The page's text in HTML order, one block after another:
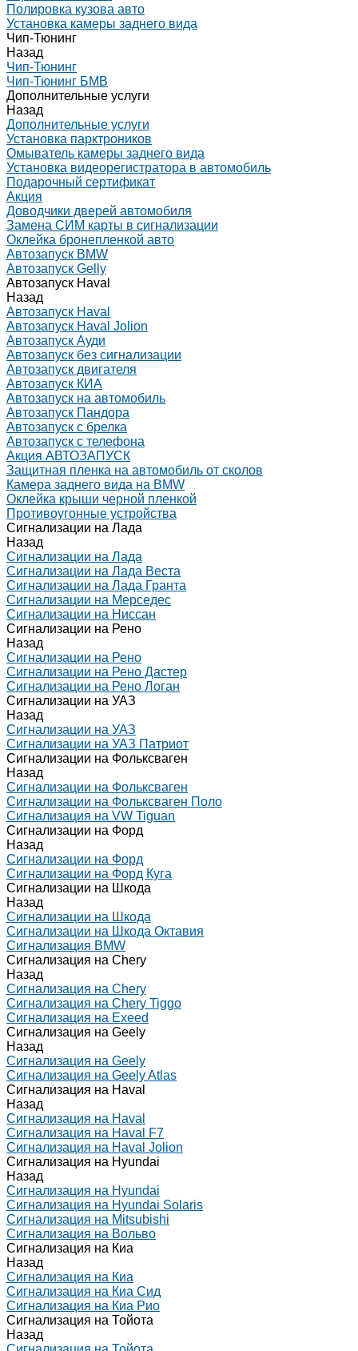
Полировка кузова авто
Установка камеры заднего вида
Чип-Тюнинг
Назад
Чип-Тюнинг
Чип-Тюнинг БМВ
Дополнительные услуги
Назад
Дополнительные услуги
Установка парктроников
Омыватель камеры заднего вида
Установка видеорегистратора в автомобиль
Подарочный сертификат
Акция
Доводчики дверей автомобиля
Замена СИМ карты в сигнализации
Оклейка бронепленкой авто
Автозапуск BMW
Автозапуск Gelly
Автозапуск Haval
Назад
Автозапуск Haval
Автозапуск Haval Jolion
Автозапуск Ауди
Автозапуск без сигнализации
Автозапуск двигателя
Автозапуск КИА
Автозапуск на автомобиль
Автозапуск Пандора
Автозапуск с брелка
Автозапуск с телефона
Акция АВТОЗАПУСК
Защитная пленка на автомобиль от сколов
Камера заднего вида на BMW
Оклейка крыши черной пленкой
Противоугонные устройства
Сигнализации на Лада
Назад
Сигнализации на Лада
Сигнализации на Лада Веста
Сигнализации на Лада Гранта
Сигнализации на Мерседес
Сигнализации на Ниссан
Сигнализации на Рено
Назад
Сигнализации на Рено
Сигнализации на Рено Дастер
Сигнализации на Рено Логан
Сигнализации на УАЗ
Назад
Сигнализации на УАЗ
Сигнализации на УАЗ Патриот
Сигнализации на Фольксваген
Назад
Сигнализации на Фольксваген
Сигнализации на Фольксваген Поло
Сигнализация на VW Tiguan
Сигнализации на Форд
Назад
Сигнализации на Форд
Сигнализации на Форд Куга
Сигнализации на Шкода
Назад
Сигнализации на Шкода
Сигнализации на Шкода Октавия
Сигнализация BMW
Сигнализация на Chery
Назад
Сигнализация на Chery
Сигнализация на Chery Tiggo
Сигнализация на Exeed
Сигнализация на Geely
Назад
Сигнализация на Geely
Сигнализация на Geely Atlas
Сигнализация на Haval
Назад
Сигнализация на Haval
Сигнализация на Haval F7
Сигнализация на Haval Jolion
Сигнализация на Hyundai
Назад
Сигнализация на Hyundai
Сигнализация на Hyundai Solaris
Сигнализация на Mitsubishi
Сигнализация на Вольво
Сигнализация на Киа
Назад
Сигнализация на Киа
Сигнализация на Киа Cид
Сигнализация на Киа Рио
Сигнализация на Тойота
Назад